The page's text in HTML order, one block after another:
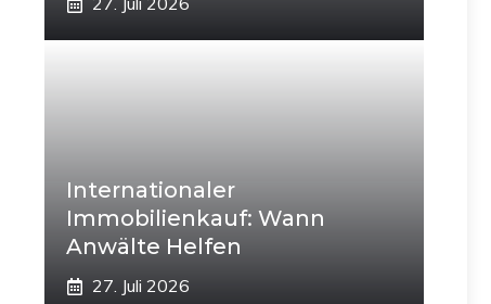
Internationaler
Immobilienkauf: Wann
Anwälte Helfen
27. Juli 2026